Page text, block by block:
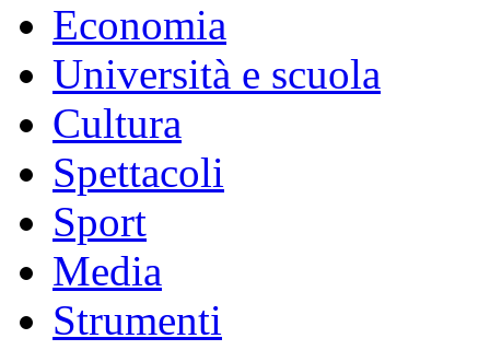
Economia
Università e scuola
Cultura
Spettacoli
Sport
Media
Strumenti